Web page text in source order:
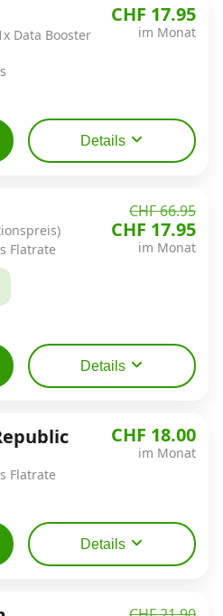
Data Booster
CHF 17.95
im Monat
Details
Flatrate
CHF 66.95
CHF 17.95
im Monat
Details
Flatrate
CHF 18.00
im Monat
Details